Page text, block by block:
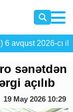
avqust 2026-cı il
sənətdən
açılıb
19 May 2026 10:29